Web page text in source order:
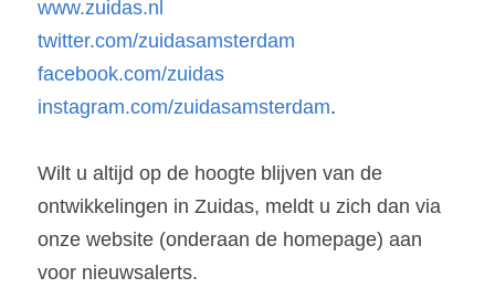
www.zuidas.nl
twitter.com/zuidasamsterdam
facebook.com/zuidas
instagram.com/zuidasamsterdam.
Wilt u altijd op de hoogte blijven van de
ontwikkelingen in Zuidas, meldt u zich dan via
onze website (onderaan de homepage) aan
voor nieuwsalerts.